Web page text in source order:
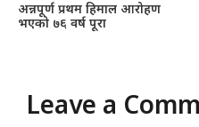
अन्नपूर्ण प्रथम हिमाल आरोहण
भएको ७६ वर्ष पूरा
Leave a